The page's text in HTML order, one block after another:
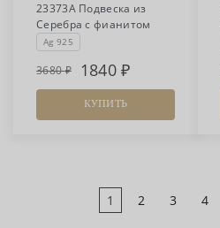
23373А Подвеска из
Серебра с фианитом
Ag 925
3680 1840
КУПИТЬ
1 2 3 4